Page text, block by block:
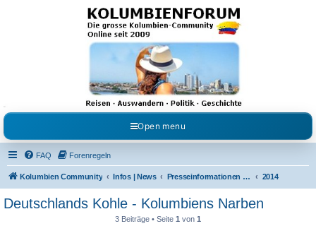
Kolumbienforum - Das
grosse Forum der
Freunde Kolumbiens
Reisen, Auswandern, Kultur, Politik, Geschichte und Visum in Kolumbien und Venezuela.
Austausch, Erfahrungen und Gemeinschaft im Kolumbienforum
Open menu
FAQ Forenregeln
Kolumbien Community Infos | News Presseinformationen & Neuigkeiten 2014
Deutschlands Kohle - Kolumbiens Narben
3 Beiträge • Seite 1 von 1